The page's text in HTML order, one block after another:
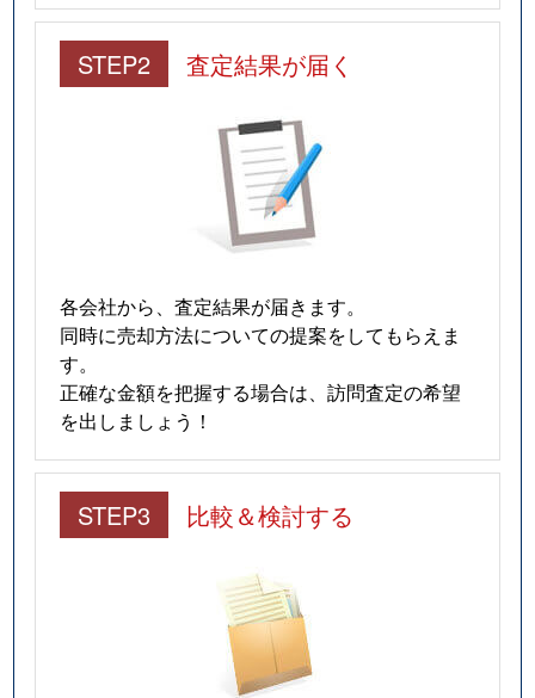
STEP2 査定結果が届く
各会社から、査定結果が届きます。
同時に売却方法についての提案をしてもらえま
す。
正確な金額を把握する場合は、訪問査定の希望
を出しましょう！
STEP3 比較＆検討する